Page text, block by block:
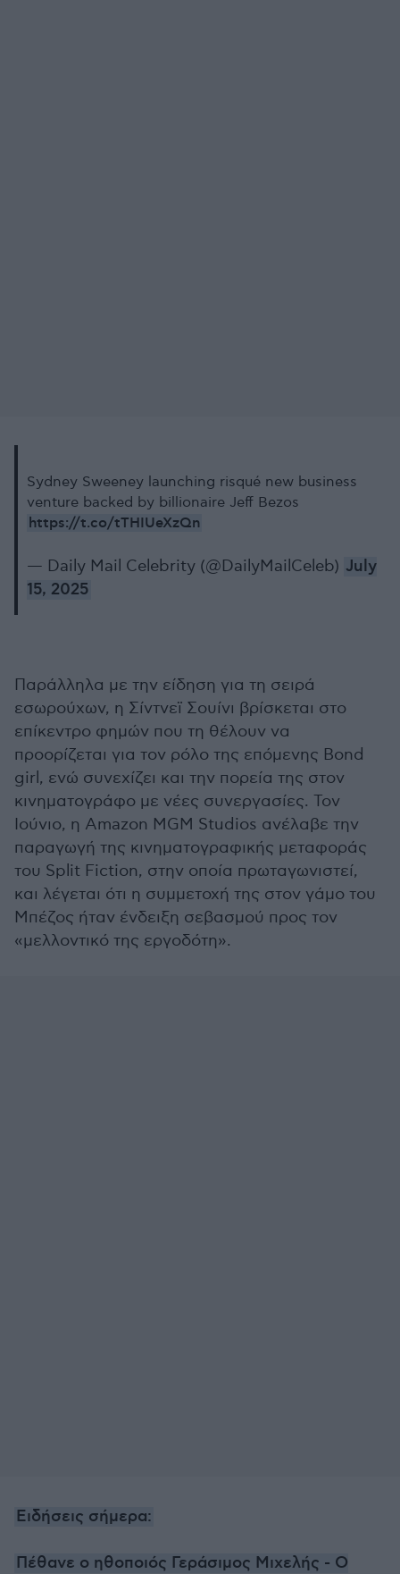
Sydney Sweeney launching risqué new business
venture backed by billionaire Jeff Bezos
https://t.co/tTHIUeXzQn
— Daily Mail Celebrity (@DailyMailCeleb) July
15, 2025
Παράλληλα με την είδηση για τη σειρά
εσωρούχων, η Σίντνεϊ Σουίνι βρίσκεται στο
επίκεντρο φημών που τη θέλουν να
προορίζεται για τον ρόλο της επόμενης Bond
girl, ενώ συνεχίζει και την πορεία της στον
κινηματογράφο με νέες συνεργασίες. Τον
Ιούνιο, η Amazon MGM Studios ανέλαβε την
παραγωγή της κινηματογραφικής μεταφοράς
του Split Fiction, στην οποία πρωταγωνιστεί,
και λέγεται ότι η συμμετοχή της στον γάμο του
Μπέζος ήταν ένδειξη σεβασμού προς τον
«μελλοντικό της εργοδότη».
Ειδήσεις σήμερα:
Πέθανε ο ηθοποιός Γεράσιμος Μιχελής - Ο